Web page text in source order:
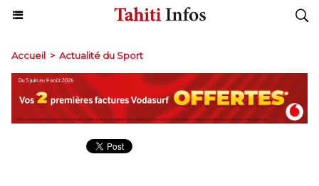
Accueil > Actualité du Sport